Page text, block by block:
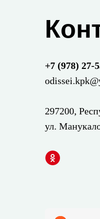
+7 (978) 27-
297200,
ул.